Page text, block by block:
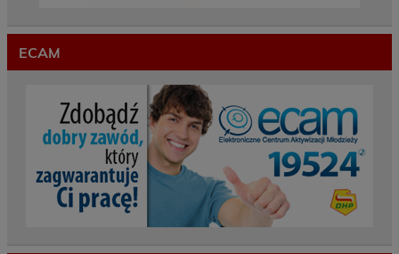
ECAM